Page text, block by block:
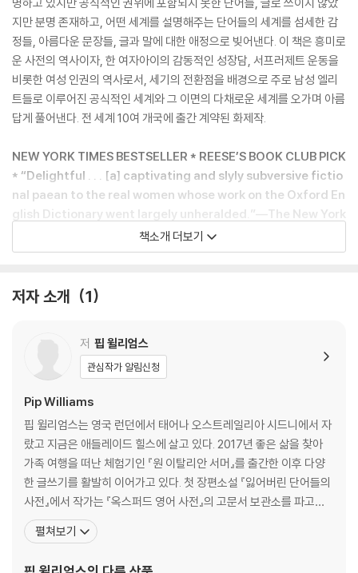
지만 분명 존재하고, 어떤 세계를 설명해주는 단어들의 세계를 섬세한 감
정들, 아름다운 문장들, 글과 말에 대한 애정으로 빚어낸다. 이 책은 흥미로
운 사전의 역사이자, 한 여자아이의 감동적인 성장담, 서프러제트 운동을
비롯한 여성 인권의 역사로서, 세기의 전환점을 배경으로 주로 남성 엘리
트들로 이루어진 공식적인 세계와 그 이면의 다채로운 세계를 오가며 아름
답게 풀어낸다. 전 세계 10여 개국에 출간 계약된 화제작.
NEW YORK TIMES BESTSELLER * REESE’S BOOK CLUB PICK
* “Delightful . . . [a] captivating and slyly subversive fictio
nal paean to the real women whose work on the Oxford En
glish Dictionary went largely unheralded.”―The New York
ate or repress.”―Geraldine Brooks, New York Times bests
Esme is born into a world of words. Motherless and irrepressib
ly curious, she spends her childhood in the Scriptorium, an Oxf
exicographers are collecting words for the very first Oxford E
nglish Dictionary. Young Esme’s place is beneath the sorting ta
ble, unseen and unheard. One day a slip of paper containing th
e word bondmaid flutters beneath the table. She rescues the
slip and, learning that the word means “slave girl,” begins to c
ollect other words that have been discarded or neglected by
the dictionary men.
책소개 더보기
저자 소개 1
저 핍 윌리엄스
관심작가 알림신청
Pip Williams
핍 윌리엄스는 영국 런던에서 태어나 오스트레일리아 시드니에서 자
랐고 지금은 애들레이드 힐스에 살고 있다. 2017년 좋은 삶을 찾아
가족 여행을 떠난 체험기인 『원 이탈리안 서머』를 출간한 이후 다양
한 글쓰기를 활발히 이어가고 있다. 첫 장편소설 『잃어버린 단어들의
사전』에서 작가는 『옥스퍼드 영어 사전』의 고문서 보관소를 파고들
어 잃어버린 단어들과 ‘행간의 삶’을 살아갔던 여성들의 이야기를 길
어 올렸다. 흥미로운 사전의 역사이자, 한 여자아이의 감동적인 성장
펼쳐보기